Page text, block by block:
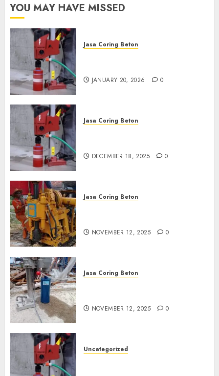
YOU MAY HAVE MISSED
Jasa Coring Beton
JANUARY 20, 2026 0
Jasa Coring Beton
DECEMBER 18, 2025 0
Jasa Coring Beton
NOVEMBER 12, 2025 0
Jasa Coring Beton
NOVEMBER 12, 2025 0
Uncategorized